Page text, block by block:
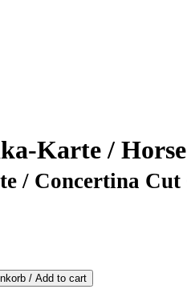
Karte /
/ Concertina